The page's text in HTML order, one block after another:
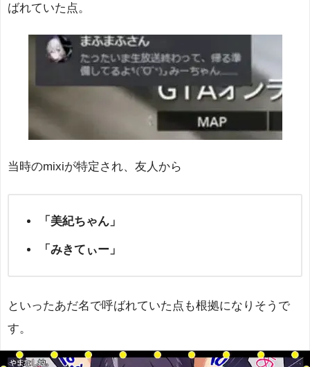
ばれていた点。
当時のmixiが特定され、友人から
「美紀ちゃん」
「みきてぃー」
といったあだ名で呼ばれていた点も根拠になりそうで
す。